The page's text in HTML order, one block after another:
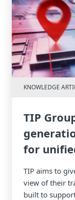
KNOWLEDGE
TIP
for
TIP aims to
view of their
built to